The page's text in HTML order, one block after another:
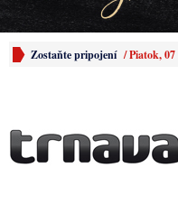
Zostaňte pripojení /Piatok,